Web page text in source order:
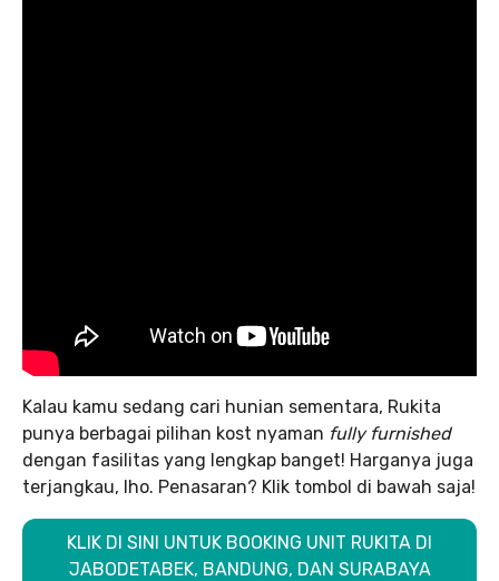
Kalau kamu sedang cari hunian sementara, Rukita
punya berbagai pilihan kost nyaman fully furnished
dengan fasilitas yang lengkap banget! Harganya juga
terjangkau, lho. Penasaran? Klik tombol di bawah saja!
KLIK DI SINI UNTUK BOOKING UNIT RUKITA DI
JABODETABEK, BANDUNG, DAN SURABAYA